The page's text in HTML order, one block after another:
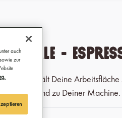
-
auf und hält Deine Arbeitsfläche
- passend zu Deiner Machine.
auch
zur